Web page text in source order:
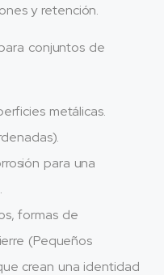
y retención.
conjuntos de
metálicas.
para una
formas de
(Pequeños
crean una identidad